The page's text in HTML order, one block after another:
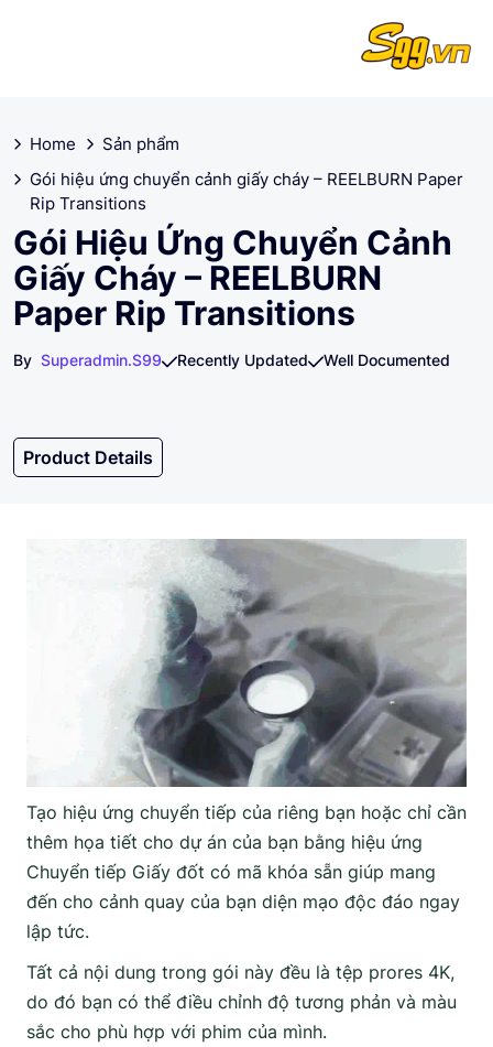
Home
Sản phẩm
Gói hiệu ứng chuyển cảnh giấy cháy – REELBURN Paper
Rip Transitions
Gói Hiệu Ứng Chuyển Cảnh
Giấy Cháy – REELBURN
Paper Rip Transitions
By Superadmin.s99 Recently Updated Well Documented
Product Details
Tạo hiệu ứng chuyển tiếp của riêng bạn hoặc chỉ cần
thêm họa tiết cho dự án của bạn bằng hiệu ứng
Chuyển tiếp Giấy đốt có mã khóa sẵn giúp mang
đến cho cảnh quay của bạn diện mạo độc đáo ngay
lập tức.
Tất cả nội dung trong gói này đều là tệp prores 4K,
do đó bạn có thể điều chỉnh độ tương phản và màu
sắc cho phù hợp với phim của mình.